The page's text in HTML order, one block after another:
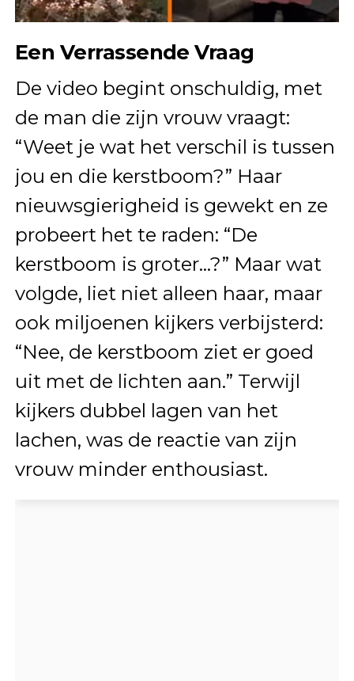
Een Verrassende Vraag
De video begint onschuldig, met
de man die zijn vrouw vraagt:
“Weet je wat het verschil is tussen
jou en die kerstboom?” Haar
nieuwsgierigheid is gewekt en ze
probeert het te raden: “De
kerstboom is groter…?” Maar wat
volgde, liet niet alleen haar, maar
ook miljoenen kijkers verbijsterd:
“Nee, de kerstboom ziet er goed
uit met de lichten aan.” Terwijl
kijkers dubbel lagen van het
lachen, was de reactie van zijn
vrouw minder enthousiast.